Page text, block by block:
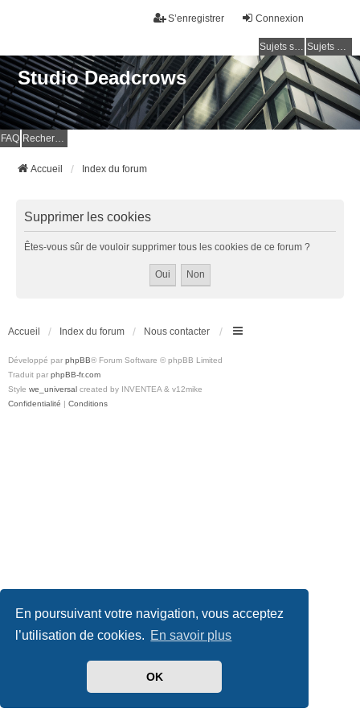
En poursuivant votre navigation, vous acceptez
l’utilisation de cookies. En savoir plus
OK
Connexion
S’enregistrer
Sujets sans réponse Sujets actifs
Studio Deadcrows
FAQ Rechercher
Accueil Index du forum
Supprimer les cookies
Êtes-vous sûr de vouloir supprimer tous les cookies de ce forum ?
Accueil Index du forum Nous contacter
Développé par phpBB® Forum Software © phpBB Limited
Traduit par phpBB-fr.com
Style we_universal created by INVENTEA & v12mike
Confidentialité | Conditions